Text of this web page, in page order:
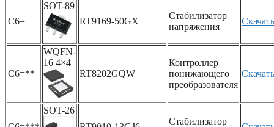
C6=
SOT-89
RT9169-50GX
Стабилизатор
напряжения
Скачать
C6=**
WQFN-
16 4×4
RT8202GQW
Контроллер
понижающего
преобразователя
Скачать
SOT-26
Стабилизатор